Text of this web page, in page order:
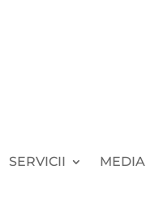
SERVICII MEDIA